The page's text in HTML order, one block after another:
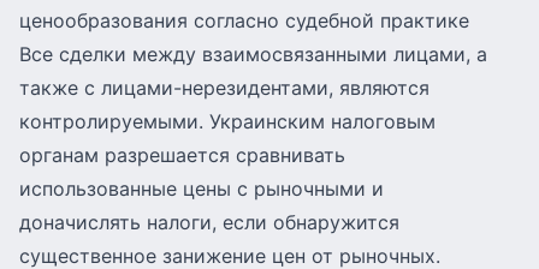
ценообразования согласно судебной практике
Все сделки между взаимосвязанными лицами, а
также с лицами-нерезидентами, являются
контролируемыми. Украинским налоговым
органам разрешается сравнивать
использованные цены с рыночными и
доначислять налоги, если обнаружится
существенное занижение цен от рыночных.